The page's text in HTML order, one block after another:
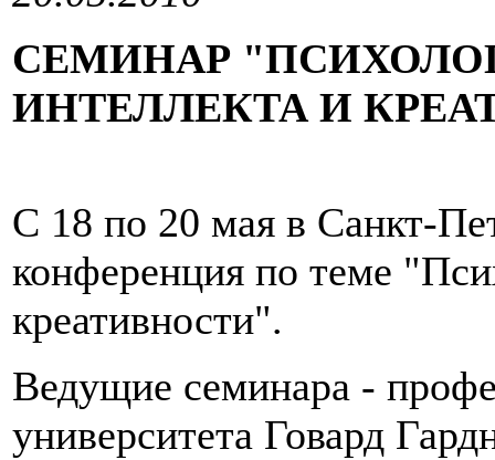
СЕМИНАР
ИНТЕЛЛЕКТА И
С 18 по 20 мая в Санкт-
конференция по теме
креативности".
Ведущие семинара -
университета Говард